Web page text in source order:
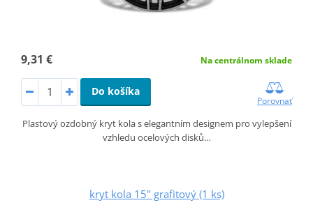
9,31 € Na centrálnom sklade
Do košíka
Porovnať
Plastový ozdobný kryt kola s elegantním designem pro vylepšení
vzhledu ocelových disků…
kryt kola 15" grafitový (1 ks)